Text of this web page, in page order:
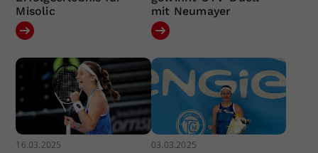
Misolic
mit Neumayer
16.03.2025 03.03.2025